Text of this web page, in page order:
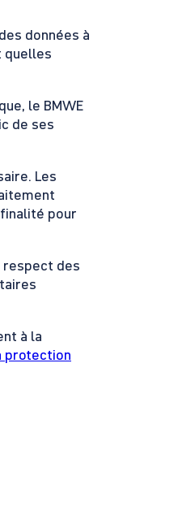
données à
quelles
le BMWE
de ses
Les
pour
respect des
à la
protection